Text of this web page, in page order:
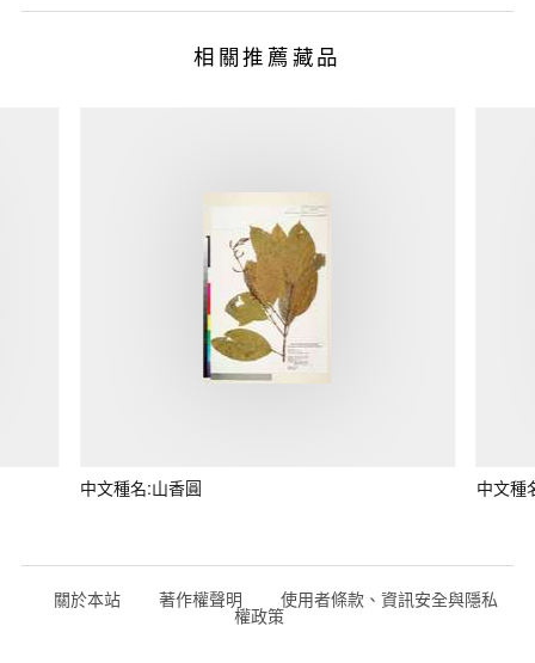
相關推薦藏品
中文種名:山香圓 中文種
關於本站 著作權聲明 使用者條款、資訊安全與隱私
權政策